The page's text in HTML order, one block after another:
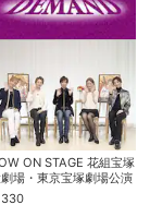
パスワード 、クレ
が可能です。
ON STAGE 花組宝塚
場・東京宝塚劇場公演
雪華抄』『金色の砂漠』
330